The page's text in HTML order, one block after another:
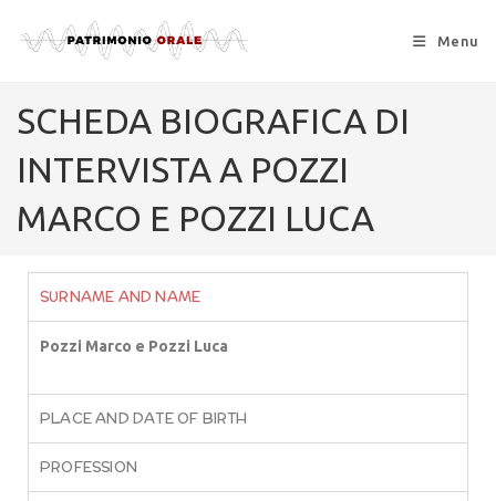
Menu
SCHEDA BIOGRAFICA DI
INTERVISTA A POZZI
MARCO E POZZI LUCA
SURNAME AND NAME
Pozzi Marco e Pozzi Luca
PLACE AND DATE OF BIRTH
PROFESSION